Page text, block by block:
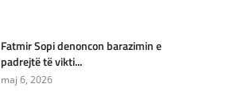
Fatmir Sopi denoncon barazimin e
padrejtë të vikti...
maj 6, 2026